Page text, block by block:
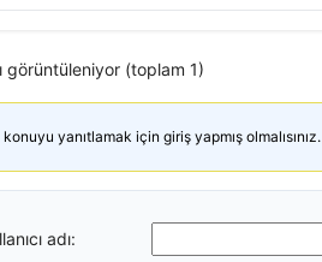
görüntüleniyor (toplam 1)
konuyu yanıtlamak için giriş yapmış olmalısınız.
adı: